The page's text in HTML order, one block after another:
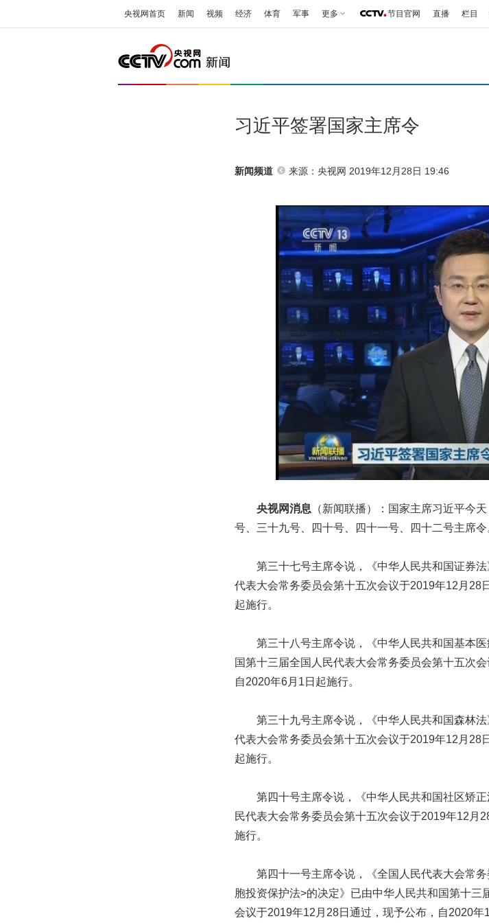
央视网首页 新闻 视频 经济 体育 军事 更多 节目官网 直播 栏目
习近平签署国家主席令
新闻频道 来源：央视网 2019年12月28日 19:46
央视网消息 （新闻联播）：国家主席习近平今
号、三十九号、四十号、四十一号、四十二号主席令
第三十七号主席令说，《中华人民共和国证券法
代表大会常务委员会第十五次会议于2019年12月28
起施行。
第三十八号主席令说，《中华人民共和国基本医
国第十三届全国人民代表大会常务委员会第十五次
自2020年6月1日起施行。
第三十九号主席令说，《中华人民共和国森林法
代表大会常务委员会第十五次会议于2019年12月28
起施行。
第四十号主席令说，《中华人民共和国社区矫正
民代表大会常务委员会第十五次会议于2019年12月
施行。
第四十一号主席令说，《全国人民代表大会常务
胞投资保护法>的决定》已由中华人民共和国第十三
会议于2019年12月28日通过，现予公布，自2020年